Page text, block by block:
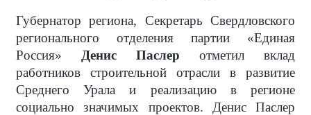
Губернатор региона, Секретарь Свердловского
регионального отделения партии «Единая
Россия» Денис Паслер отметил вклад
работников строительной отрасли в развитие
Среднего Урала и реализацию в регионе
социально значимых проектов. Денис Паслер